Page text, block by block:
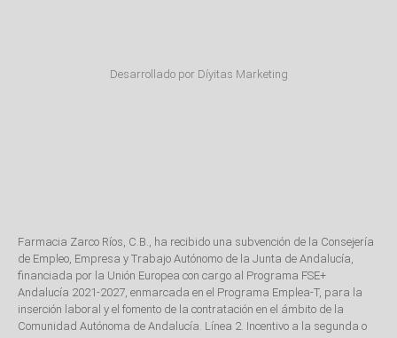
Desarrollado por Díyitas Marketing
Farmacia Zarco Ríos, C.B., ha recibido una subvención de la Consejería
de Empleo, Empresa y Trabajo Autónomo de la Junta de Andalucía,
financiada por la Unión Europea con cargo al Programa FSE+
Andalucía 2021-2027, enmarcada en el Programa Emplea-T, para la
inserción laboral y el fomento de la contratación en el ámbito de la
Comunidad Autónoma de Andalucía. Línea 2. Incentivo a la segunda o